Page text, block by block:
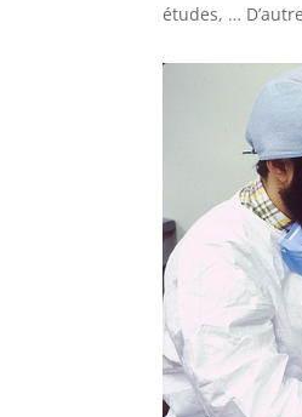
études, …